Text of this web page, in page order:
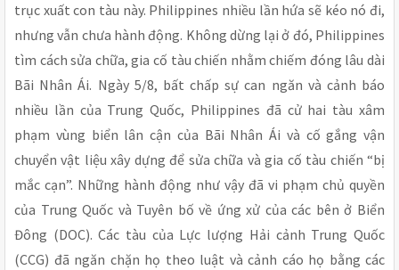
trục xuất con tàu này. Philippines nhiều lần hứa sẽ kéo nó đi,
nhưng vẫn chưa hành động. Không dừng lại ở đó, Philippines
tìm cách sửa chữa, gia cố tàu chiến nhằm chiếm đóng lâu dài
Bãi Nhân Ái. Ngày 5/8, bất chấp sự can ngăn và cảnh báo
nhiều lần của Trung Quốc, Philippines đã cử hai tàu xâm
phạm vùng biển lân cận của Bãi Nhân Ái và cố gắng vận
chuyển vật liệu xây dựng để sửa chữa và gia cố tàu chiến “bị
mắc cạn”. Những hành động như vậy đã vi phạm chủ quyền
của Trung Quốc và Tuyên bố về ứng xử của các bên ở Biển
Đông (DOC). Các tàu của Lực lượng Hải cảnh Trung Quốc
(CCG) đã ngăn chặn họ theo luật và cảnh cáo họ bằng các